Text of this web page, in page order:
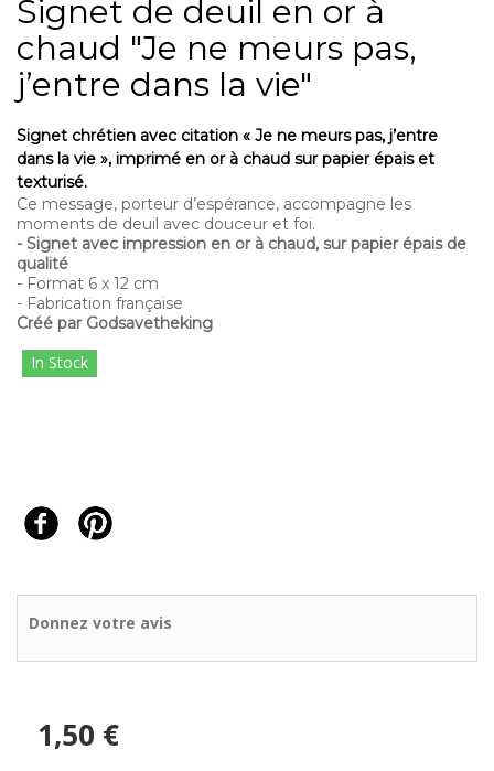
Signet de deuil en or à
chaud "Je ne meurs pas,
j’entre dans la vie"
Signet chrétien avec citation « Je ne meurs pas, j’entre
dans la vie », imprimé en or à chaud sur papier épais et
texturisé.
Ce message, porteur d’espérance, accompagne les
moments de deuil avec douceur et foi.
- Signet avec impression en or à chaud, sur papier épais de
qualité
- Format 6 x 12 cm
- Fabrication française
Créé par Godsavetheking
In Stock
Donnez votre avis
1,50 €